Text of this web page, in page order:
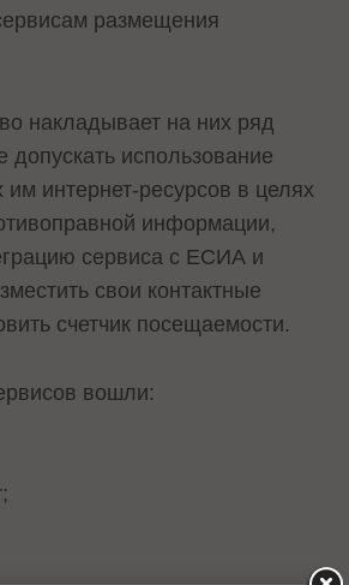
размещения
накладывает на них ряд
допускать использование
интернет-ресурсов в целях
информации,
сервиса с ЕСИА и
свои контактные
счетчик посещаемости.
вошли: